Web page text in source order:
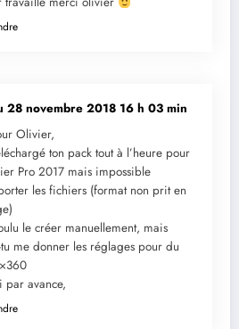
28 novembre 2018 16 h 03 min
Olivier,
ton pack tout à l’heure pour
Pro 2017 mais impossible
les fichiers (format non prit en
le créer manuellement, mais
me donner les réglages pour du
par avance,